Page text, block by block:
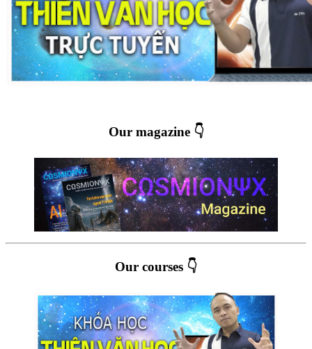
Our magazine 👇
Our courses 👇